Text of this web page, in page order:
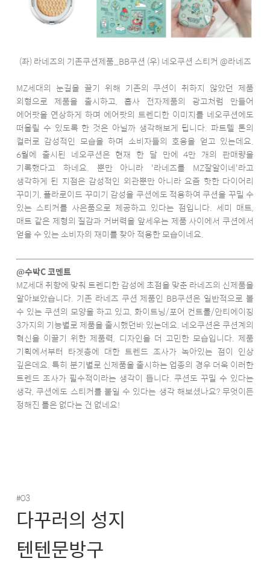
(좌) 라네즈의 기존쿠션제품_BB쿠션 (우) 네오쿠션 스티커 @라네즈
MZ세대의 눈길을 끌기 위해 기존의 쿠션이 취하지 않았던 제품
외형으로 제품을 출시하고, 흡사 전자제품의 광고처럼 만들어
에어팟을 연상하게 하며 에어팟의 트렌디한 이미지를 네오쿠션에도
떠올릴 수 있도록 한 것은 아닐까 생각해보게 됩니다. 파트텔 톤의
컬러로 감성적인 모습을 하며 소비자들의 호응을 얻고 있는데요.
6월에 출시된 네오쿠션은 현재 한 달 만에 4만 개의 판매량을
기록했다고 하네요. 뿐만 아니라 '라네즈를 MZ잘알이네'라고
생각하게 된 지점은 감성적인 외관뿐만 아니라 요즘 핫한 다이어리
꾸미기, 폴라로이드 꾸미기 감성을 쿠션에도 적용하여 쿠션을 꾸밀 수
있는 스티커를 사은품으로 제공하고 있다는 점입니다. 세미 매트,
매트 같은 제형의 질감과 커버력을 앞세우는 제품 사이에서 쿠션에서
얻을 수 있는 소비자의 재미를 찾아 적용한 모습이네요.
@수박C 코멘트
MZ세대 취향에 맞춰 트렌디한 감성에 초점을 맞춘 라네즈의 신제품을
알아보았습니다. 기존 라네즈 쿠션 제품인 BB쿠션은 일반적으로 볼
수 있는 쿠션의 모양을 하고 있고, 화이트닝/포어 컨트롤/안티에이징
3가지의 기능별로 제품을 출시했던바 있는데요. 네오쿠션은 쿠션계의
혁신을 이끌기 위한 제품력, 디자인을 더 고민한 모습입니다. 제품
기획에서부터 타겟층에 대한 트렌드 조사가 녹아있는 점이 인상
깊은데요. 특히 분기별로 신제품을 출시하는 업종의 경우 더욱 이러한
트렌드 조사가 필수적이라는 생각이 듭니다. 쿠션도 꾸밀 수 있다는
생각, 쿠션에도 스티커를 붙일 수 있다는 생각 해보셨나요? 무엇이든
정해진 틀은 없다는 건 없네요!
#03
다꾸러의 성지
텐텐문방구